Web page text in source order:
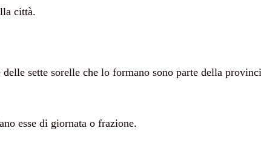
della città.
sette sorelle che lo formano sono parte della
esse di giornata o frazione.